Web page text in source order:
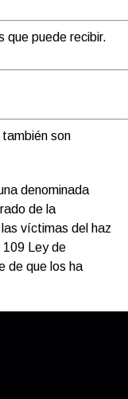
que puede recibir.
son
denominada
de la
víctimas del haz
109 Ley de
de que los ha